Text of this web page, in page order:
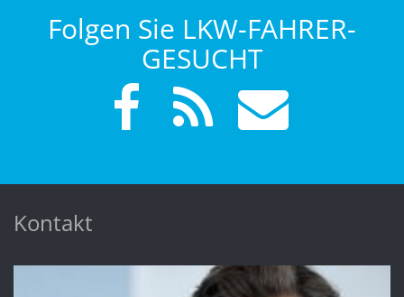
Folgen Sie LKW-FAHRER-
GESUCHT
Kontakt